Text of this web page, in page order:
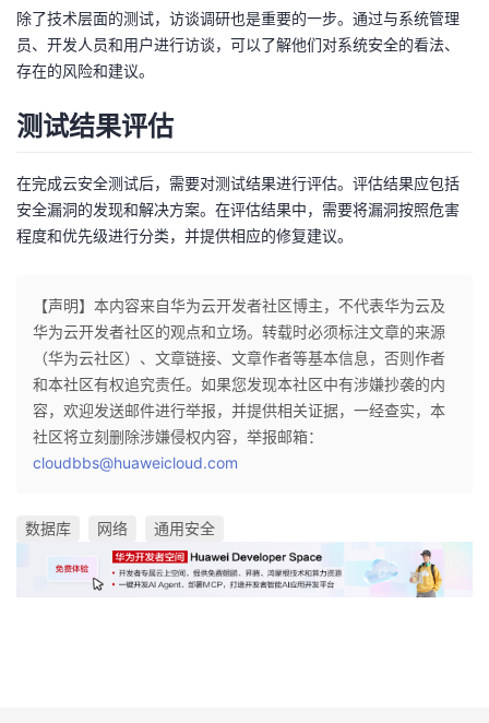
藏
除了技术层面的测试，访谈调研也是重要的一步。通过与系统管理
员、开发人员和用户进行访谈，可以了解他们对系统安全的看法、
存在的风险和建议。
测试结果评估
在完成云安全测试后，需要对测试结果进行评估。评估结果应包括
安全漏洞的发现和解决方案。在评估结果中，需要将漏洞按照危害
程度和优先级进行分类，并提供相应的修复建议。
【声明】本内容来自华为云开发者社区博主，不代表华为云及
华为云开发者社区的观点和立场。转载时必须标注文章的来源
（华为云社区）、文章链接、文章作者等基本信息，否则作者
和本社区有权追究责任。如果您发现本社区中有涉嫌抄袭的内
容，欢迎发送邮件进行举报，并提供相关证据，一经查实，本
社区将立刻删除涉嫌侵权内容，举报邮箱：
cloudbbs@huaweicloud.com
数据库 网络 通用安全